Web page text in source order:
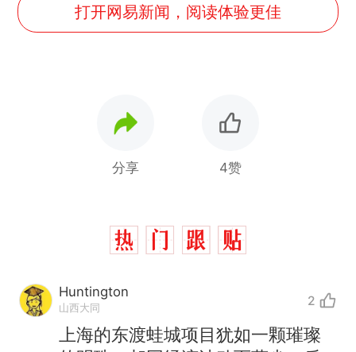
打开网易新闻，阅读体验更佳
分享 4赞
Huntington
山西大同 2
上海的东渡蛙城项目犹如一颗璀璨